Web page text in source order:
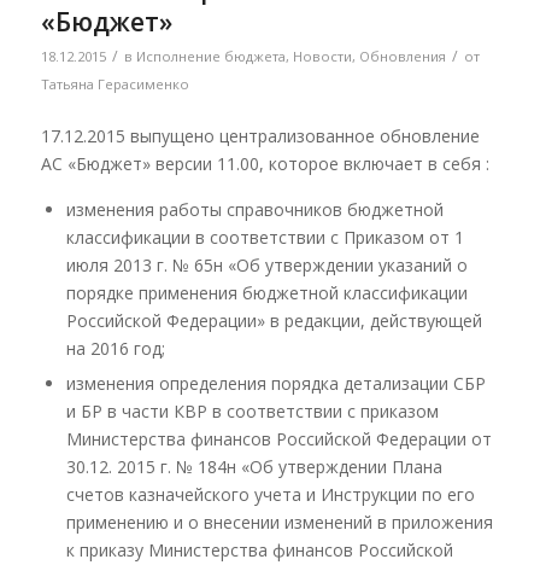
«Бюджет»
18.12.2015 / в Исполнение бюджета, Новости, Обновления / от
Татьяна Герасименко
17.12.2015 выпущено централизованное обновление
АС «Бюджет» версии 11.00, которое включает в себя :
изменения работы справочников бюджетной
классификации в соответствии с Приказом от 1
июля 2013 г. № 65н «Об утверждении указаний о
порядке применения бюджетной классификации
Российской Федерации» в редакции, действующей
на 2016 год;
изменения определения порядка детализации СБР
и БР в части КВР в соответствии с приказом
Министерства финансов Российской Федерации от
30.12. 2015 г. № 184н «Об утверждении Плана
счетов казначейского учета и Инструкции по его
применению и о внесении изменений в приложения
к приказу Министерства финансов Российской